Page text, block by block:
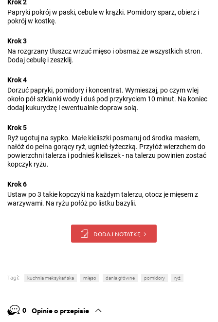
Krok 2
Papryki pokrój w paski, cebule w krążki. Pomidory sparz, obierz i
pokrój w kostkę.
Krok 3
Na rozgrzany tłuszcz wrzuć mięso i obsmaż ze wszystkich stron.
Dodaj cebulę i zeszklij.
Krok 4
Dorzuć papryki, pomidory i koncentrat. Wymieszaj, po czym wlej
około pół szklanki wody i duś pod przykryciem 10 minut. Na koniec
dodaj kukurydzę i ewentualnie dopraw solą.
Krok 5
Ryż ugotuj na sypko. Małe kieliszki posmaruj od środka masłem,
nałóż do pełna gorący ryż, ugnieć łyżeczką. Przyłóż wierzchem do
powierzchni talerza i podnieś kieliszek - na talerzu powinien zostać
kopczyk ryżu.
Krok 6
Ustaw po 3 takie kopczyki na każdym talerzu, otocz je mięsem z
warzywami. Na ryżu połóż po listku bazylii.
DODAJ NOTATKĘ
Tagi: kuchnia meksykańska mięso dania główne pomidory ryż
0 Opinie o przepisie